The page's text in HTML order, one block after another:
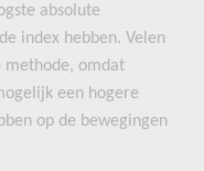
absolute
index hebben. Velen
methode, omdat
een hogere
op de bewegingen